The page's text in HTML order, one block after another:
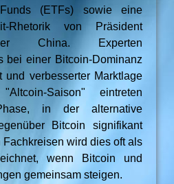
(ETFs) sowie eine
Rhetorik von Präsident
China. Experten
bei einer Bitcoin-Dominanz
verbesserter Marktlage
Saison" eintreten
in der alternative
Bitcoin signifikant
wird dies oft als
wenn Bitcoin und
gemeinsam steigen.